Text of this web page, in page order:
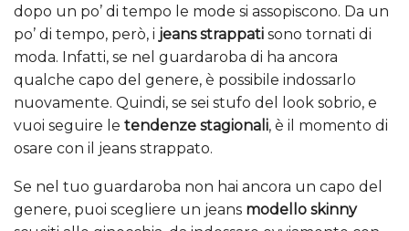
dopo un po’ di tempo le mode si assopiscono. Da un
po’ di tempo, però, i jeans strappati sono tornati di
moda. Infatti, se nel guardaroba di ha ancora
qualche capo del genere, è possibile indossarlo
nuovamente. Quindi, se sei stufo del look sobrio, e
vuoi seguire le tendenze stagionali, è il momento di
osare con il jeans strappato.
Se nel tuo guardaroba non hai ancora un capo del
genere, puoi scegliere un jeans modello skinny